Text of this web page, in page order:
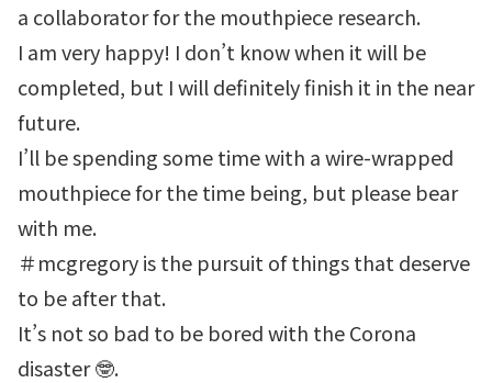
a collaborator for the mouthpiece research.
I am very happy! I don’t know when it will be
completed, but I will definitely finish it in the near
future.
I’ll be spending some time with a wire-wrapped
mouthpiece for the time being, but please bear
with me.
＃mcgregory is the pursuit of things that deserve
to be after that.
It’s not so bad to be bored with the Corona
disaster 🤓.